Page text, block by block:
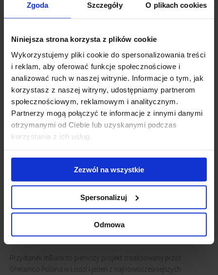
Zgoda Szczegóły O plikach cookies
Niniejsza strona korzysta z plików cookie
Wykorzystujemy pliki cookie do spersonalizowania treści
i reklam, aby oferować funkcje społecznościowe i
analizować ruch w naszej witrynie. Informacje o tym, jak
korzystasz z naszej witryny, udostępniamy partnerom
społecznościowym, reklamowym i analitycznym.
Partnerzy mogą połączyć te informacje z innymi danymi
otrzymanymi od Ciebie lub uzyskanymi podczas
korzystania z ich usług.
Zezwól na wszystkie
Spersonalizuj
Odmowa
Transakcja sprzedaży Przystanku mBank pokazuje utrzymującą się
płynność głównych rynków biurowych poza Warszawą i ich
zlokalizowana w samym sercu miasta w ramach Nowego Centrum
Łodzi, zabezpieczona długoterminową umową najmu, jest bardzo
atrakcyjnym produktem inwestycyjnym –mówiTomasz Puch,
Dyrektor Działu Rynków Kapitałowych Nieruchomości Biurowych
i Magazynowych, JLL.
Przystanek mBank to pierwszy projekt zrealizowany przez
Ghelamco Poland w Łodzi i jeden z najnowocześniejszych